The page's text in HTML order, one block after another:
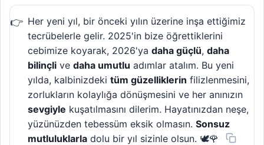
Her yeni yıl, bir önceki yılın üzerine inşa ettiğimiz
tecrübelerle gelir. 2025'in bize öğrettiklerini
cebimize koyarak, 2026'ya daha güçlü, daha
bilinçli ve daha umutlu adımlar atalım. Bu yeni
yılda, kalbinizdeki tüm güzelliklerin filizlenmesini,
zorlukların kolaylığa dönüşmesini ve her anınızın
sevgiyle kuşatılmasını dilerim. Hayatınızdan neşe,
yüzünüzden tebessüm eksik olmasın. Sonsuz
mutluluklarla dolu bir yıl sizinle olsun. 🕊️🌹